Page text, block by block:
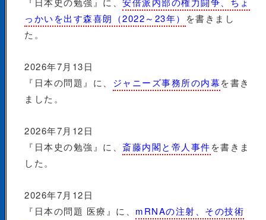
っかいを出す森喜朗（2022～23年）
を書きまし
た。
2026年7月13日
『日本の問題』に、 ジャニーズ事務所の内幕を書き
ました。
2026年7月12日
『日本史の勉強』に、 斎藤内閣と帝人事件を書きま
した。
2026年7月12日
『日本の問題 医療』に、 mRNAの注射、その技術